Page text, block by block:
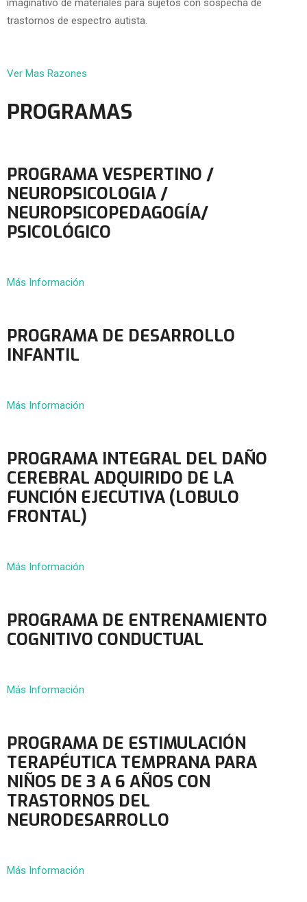
imaginativo de materiales para sujetos con sospecha de
trastornos de espectro autista.
Ver Mas Razones
PROGRAMAS
PROGRAMA VESPERTINO /
NEUROPSICOLOGIA /
NEUROPSICOPEDAGOGÍA/
PSICOLÓGICO
Más Información
PROGRAMA DE DESARROLLO
INFANTIL
Más Información
PROGRAMA INTEGRAL DEL DAÑO
CEREBRAL ADQUIRIDO DE LA
FUNCIÓN EJECUTIVA (LOBULO
FRONTAL)
Más Información
PROGRAMA DE ENTRENAMIENTO
COGNITIVO CONDUCTUAL
Más Información
PROGRAMA DE ESTIMULACIÓN
TERAPÉUTICA TEMPRANA PARA
NIÑOS DE 3 A 6 AÑOS CON
TRASTORNOS DEL
NEURODESARROLLO
Más Información